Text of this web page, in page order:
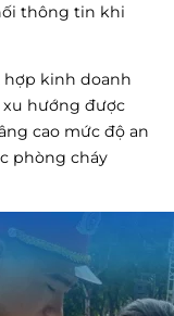
thông tin khi
hợp kinh doanh
xu hướng được
cao mức độ an
phòng cháy